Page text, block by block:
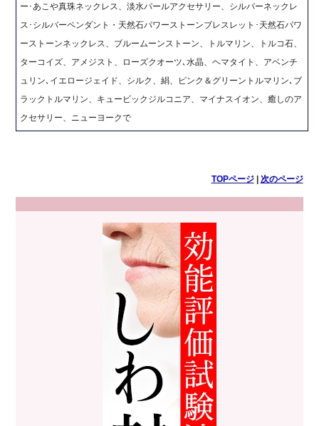
ー･あこや真珠ネックレス、淡水パールアクセサリー、シルバーネックレ
ス･シルバーペンダント・天然石パワーストーンブレスレット･天然石パワ
ーストーンネックレス、ブルームーンストーン、トルマリン、トルコ石、
ターコイズ、アメジスト、ローズクオーツ､水晶、ヘマタイト、アベンチ
ュリン､イエロージェイド、シルク、絹、ピンク＆グリーントルマリン､ブ
ラックトルマリン、キュービックジルコニア、マイナスイオン、癒しのア
クセサリー、ニューヨークで
TOPページ| 次のページ